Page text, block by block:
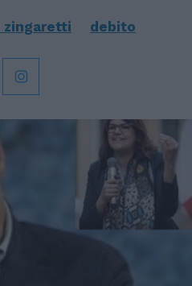
zingaretti debito